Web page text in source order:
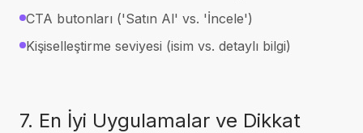
CTA butonları ('Satın Al' vs. 'İncele')
Kişiselleştirme seviyesi (isim vs. detaylı bilgi)
7. En İyi Uygulamalar ve Dikkat